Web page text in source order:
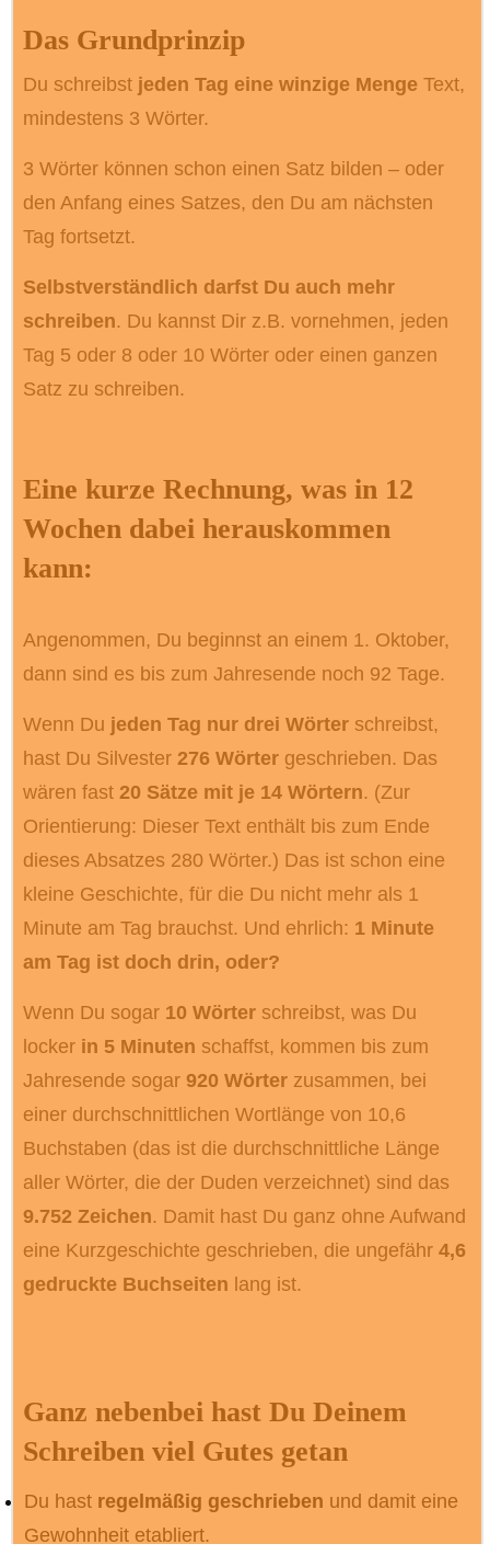
Das Grundprinzip
Du schreibst jeden Tag eine winzige Menge Text,
mindestens 3 Wörter.
3 Wörter können schon einen Satz bilden – oder
den Anfang eines Satzes, den Du am nächsten
Tag fortsetzt.
Selbstverständlich darfst Du auch mehr
schreiben. Du kannst Dir z.B. vornehmen, jeden
Tag 5 oder 8 oder 10 Wörter oder einen ganzen
Satz zu schreiben.
Eine kurze Rechnung, was in 12
Wochen dabei herauskommen
kann:
Angenommen, Du beginnst an einem 1. Oktober,
dann sind es bis zum Jahresende noch 92 Tage.
Wenn Du jeden Tag nur drei Wörter schreibst,
hast Du Silvester 276 Wörter geschrieben. Das
wären fast 20 Sätze mit je 14 Wörtern. (Zur
Orientierung: Dieser Text enthält bis zum Ende
dieses Absatzes 280 Wörter.) Das ist schon eine
kleine Geschichte, für die Du nicht mehr als 1
Minute am Tag brauchst. Und ehrlich: 1 Minute
am Tag ist doch drin, oder?
Wenn Du sogar 10 Wörter schreibst, was Du
locker in 5 Minuten schaffst, kommen bis zum
Jahresende sogar 920 Wörter zusammen, bei
einer durchschnittlichen Wortlänge von 10,6
Buchstaben (das ist die durchschnittliche Länge
aller Wörter, die der Duden verzeichnet) sind das
9.752 Zeichen. Damit hast Du ganz ohne Aufwand
eine Kurzgeschichte geschrieben, die ungefähr 4,6
gedruckte Buchseiten lang ist.
Ganz nebenbei hast Du Deinem
Schreiben viel Gutes getan
Du hast regelmäßig geschrieben und damit eine
Gewohnheit etabliert.